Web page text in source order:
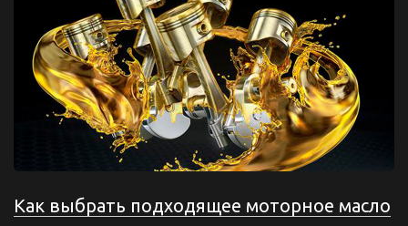
Как выбрать подходящее моторное масло